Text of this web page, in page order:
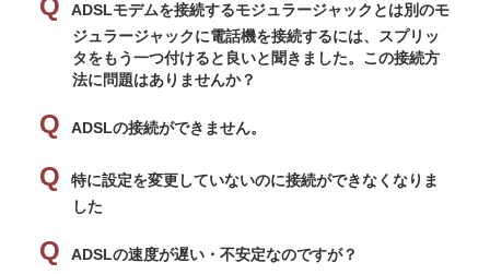
ADSLモデムを接続するモジュラージャックとは別のモ
ジュラージャックに電話機を接続するには、スプリッ
タをもう一つ付けると良いと聞きました。この接続方
法に問題はありませんか？
ADSLの接続ができません。
特に設定を変更していないのに接続ができなくなりま
した
ADSLの速度が遅い・不安定なのですが？